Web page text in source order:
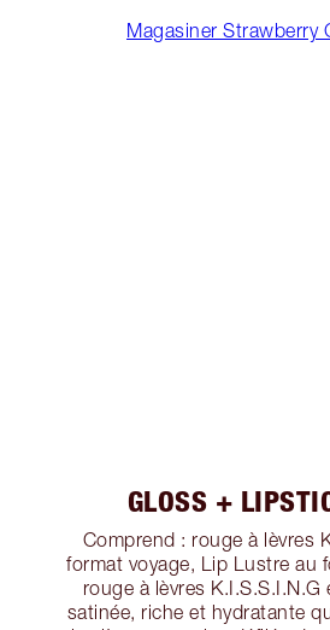
Magasiner Strawberry
GLOSS +
Comprend : rouge à lèvres
format voyage, Lip Lustre au
rouge à lèvres K.I.S.S.I.N.G
satinée, riche et hydratante